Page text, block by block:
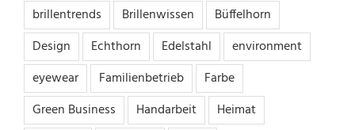
brillentrends
Brillenwissen
Büffelhorn
Design
Echthorn Edelstahl
environment
eyewear
Familienbetrieb
Farbe
Green Business
Handarbeit
Heimat